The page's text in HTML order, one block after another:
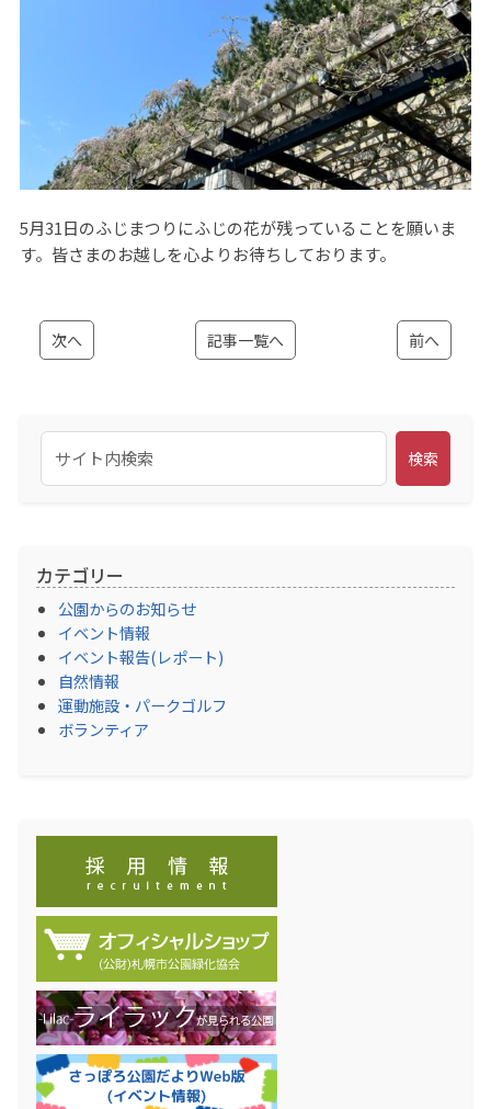
5月31日のふじまつりにふじの花が残っていることを願いま
す。皆さまのお越しを心よりお待ちしております。
次へ 記事一覧へ 前へ
検索
カテゴリー
公園からのお知らせ
イベント情報
イベント報告(レポート)
自然情報
運動施設・パークゴルフ
ボランティア